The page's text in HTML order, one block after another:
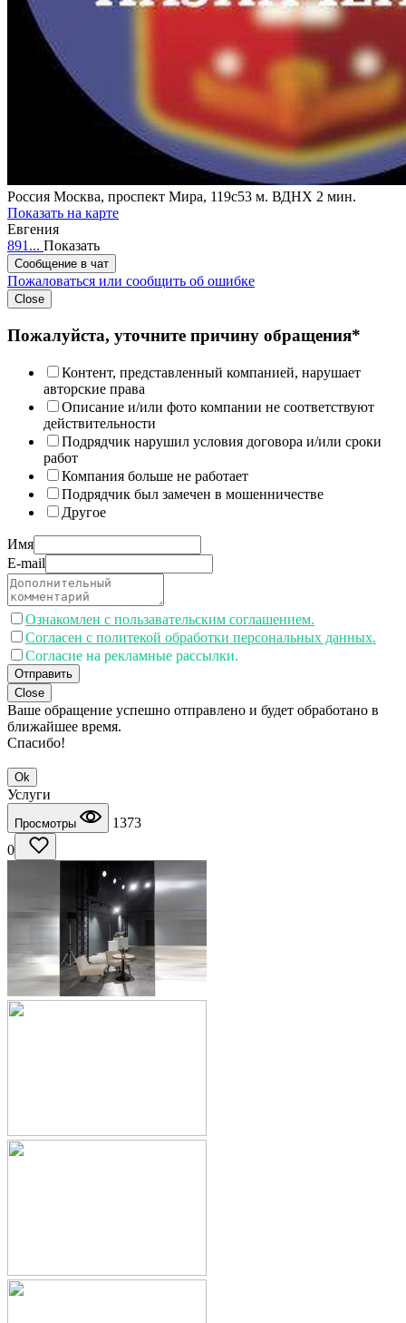
Россия Москва, проспект Мира, 119с53 м. ВДНХ 2 мин.
Показать на карте
Евгения
891... Показать
Сообщение в чат
Пожаловаться или сообщить об ошибке
Close
Пожалуйста, уточните причину обращения*
Контент, представленный компанией, нарушает
авторские права
Описание и/или фото компании не соответствуют
действительности
Подрядчик нарушил условия договора и/или сроки
работ
Компания больше не работает
Подрядчик был замечен в мошенничестве
Другое
Имя
E-mail
Ознакомлен с пользавательским соглашением.
Согласен с политекой обработки персональных данных.
Согласие на рекламные рассылки.
Отправить
Close
Ваше обращение успешно отправлено и будет обработано в
ближайшее время.
Спасибо!
Ok
Услуги
Просмотры
1373
0